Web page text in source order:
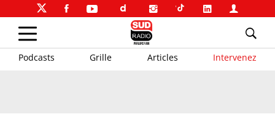
Podcasts Grille Articles Intervenez